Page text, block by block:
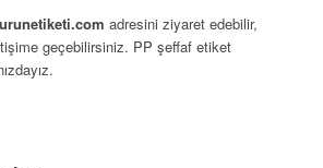
urunetiketi.com adresini ziyaret edebilir,
geçebilirsiniz. PP şeffaf etiket